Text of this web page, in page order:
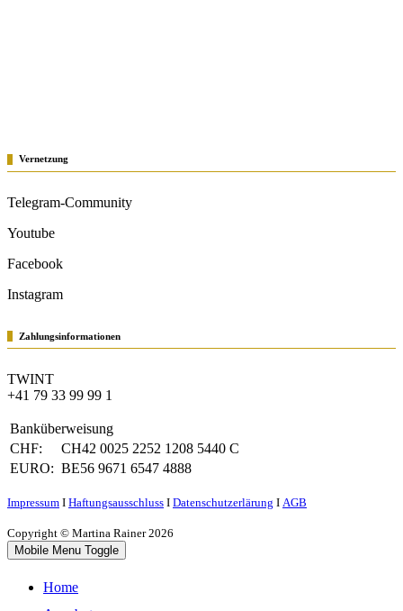
Vernetzung
Telegram-Community
Youtube
Facebook
Instagram
Zahlungsinformationen
TWINT
+41 79 33 99 99 1
Banküberweisung
CHF:
CH42 0025 2252 1208 5440 C
EURO: BE56 9671 6547 4888
Impressum Ι Haftungsausschluss Ι Datenschutzerlärung Ι AGB
Copyright © Martina Rainer 2026
Mobile Menu Toggle
Home